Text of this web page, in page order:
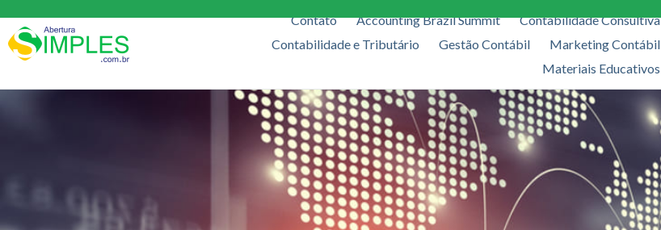
Contato Accounting Brazil Summit
Contabilidade Consultiva
Contabilidade e Tributário
Gestão Contábil
Marketing Contábil
Materiais Educativos